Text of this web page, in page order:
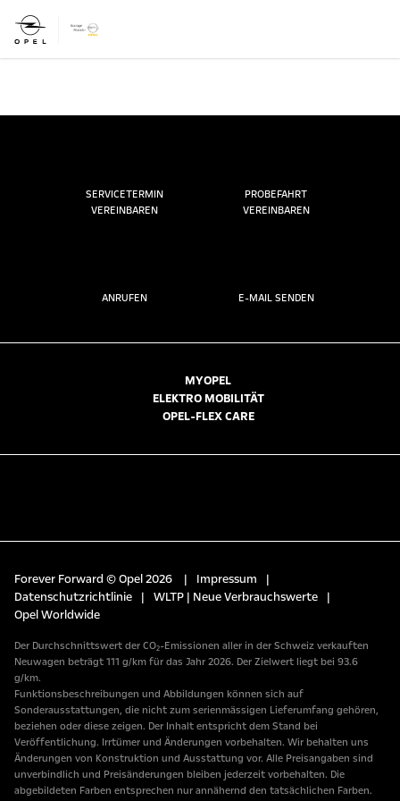
SERVICETERMIN
VEREINBAREN
PROBEFAHRT
VEREINBAREN
ANRUFEN E-MAIL SENDEN
MYOPEL
ELEKTRO MOBILITÄT
OPEL-FLEX CARE
Forever Forward © Opel 2026 | Impressum
|
Datenschutzrichtlinie
| WLTP | Neue Verbrauchswerte
|
Opel Worldwide
Der Durchschnittswert der CO₂-Emissionen aller in der Schweiz verkauften
Neuwagen beträgt 111 g/km für das Jahr 2026. Der Zielwert liegt bei 93.6
g/km.
Funktionsbeschreibungen und Abbildungen können sich auf
Sonderausstattungen, die nicht zum serienmässigen Lieferumfang gehören,
beziehen oder diese zeigen. Der Inhalt entspricht dem Stand bei
Veröffentlichung. Irrtümer und Änderungen vorbehalten. Wir behalten uns
Änderungen von Konstruktion und Ausstattung vor. Alle Preisangaben sind
unverbindlich und Preisänderungen bleiben jederzeit vorbehalten. Die
abgebildeten Farben entsprechen nur annähernd den tatsächlichen Farben.